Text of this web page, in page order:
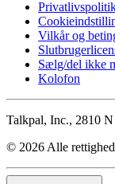
Vilkår og
Sælg/del ikke
Kolofon
Talkpal, Inc., 2810
© 2026 Alle